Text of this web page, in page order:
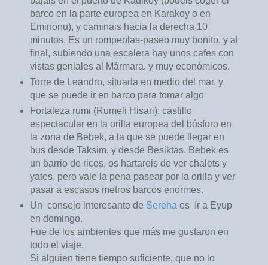
barco en la parte europea en Karakoy o en
Eminonu), y caminais hacia la derecha 10
minutos. Es un rompeolas-paseo muy bonito, y al
final, subiendo una escalera hay unos cafes con
vistas geniales al Mármara, y muy económicos.
Torre de Leandro, situada en medio del mar, y
que se puede ir en barco para tomar algo
Fortaleza rumi (Rumeli Hisari): castillo
espectacular en la orilla europea del bósforo en
la zona de Bebek, a la que se puede llegar en
bus desde Taksim, y desde Besiktas. Bebek es
un barrio de ricos, os hartareis de ver chalets y
yates, pero vale la pena pasear por la orilla y ver
pasar a escasos metros barcos enormes.
Un consejo interesante de Sereha es ír a Eyup
en domingo.
Fue de los ambientes que más me gustaron en
todo el viaje.
Si alguien tiene tiempo suficiente, que no lo